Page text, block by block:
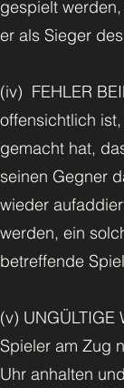
gespielt
er als Sieger
(iv) FEHLER
offensichtlich
gemacht hat,
seinen Gegner
wieder
werden, ein
betreffende
(v)
Spieler am Zug
Uhr anhalten